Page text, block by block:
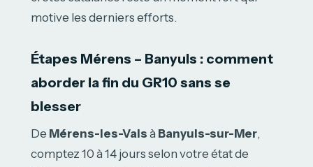
motive les derniers efforts.
Étapes Mérens – Banyuls : comment
aborder la fin du GR10 sans se
blesser
De Mérens-les-Vals à Banyuls-sur-Mer,
comptez 10 à 14 jours selon votre état de